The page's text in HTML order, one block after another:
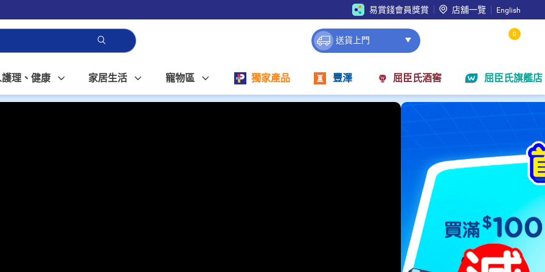
易賞錢會員獎賞 店舖一覽 English
送貨上門
0
理、健康 家居生活 寵物區 獨家產品 豐澤 屈臣氏酒窖 屈臣氏旗艦店